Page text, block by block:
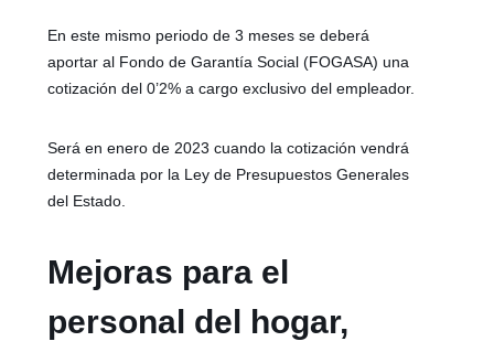
En este mismo periodo de 3 meses se deberá
aportar al Fondo de Garantía Social (FOGASA) una
cotización del 0’2% a cargo exclusivo del empleador.
Será en enero de 2023 cuando la cotización vendrá
determinada por la Ley de Presupuestos Generales
del Estado.
Mejoras para el
personal del hogar,